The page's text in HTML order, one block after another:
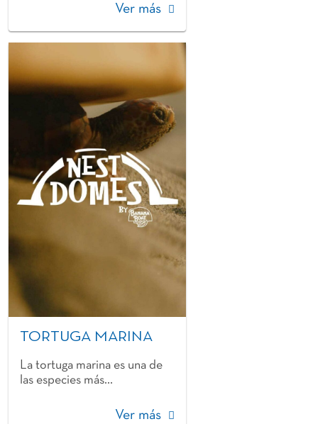
Ver más
TORTUGA MARINA
La tortuga marina es una de
las especies más...
Ver más